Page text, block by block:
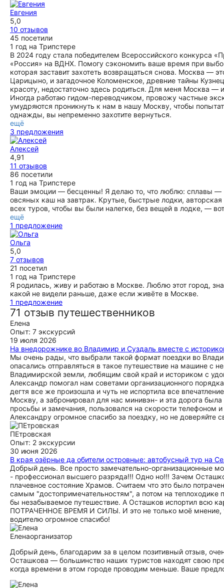
Евгения
5,0
10 отзывов
45 посетили
1 год на Трипстере
В 2024 году стала победителем Всероссийского
«Россия» на ВДНХ. Помогу сэкономить ваше время при
которая заставит захотеть возвращаться снова. Москва —
Царицыно, и загадочное Коломенское, древние тайны
красоту, недостаточно здесь родиться. Для меня Москва —
Иногда работаю гидом-переводчиком, провожу частные
умудряются проникнуть к нам в нашу Москву, чтобы
однажды, вы непременно захотите вернуться.
ещё
3 предложения
Алексей
4,91
11 отзывов
86 посетили
1 год на Трипстере
Ваши эмоции — бесценны! Я делаю то, что люблю: сплавы —
овсяных каш на завтрак. Крутые, быстрые лодки,
всех туров, чтобы вы были налегке, без вещей в лодке, —
ещё
1 предложение
Ольга
5,0
7 отзывов
21 посетил
1 год на Трипстере
Я родилась, живу и работаю в Москве. Люблю этот город,
какой не видели раньше, даже если живёте в Москве.
1 предложение
71 отзыв путешественников
Елена
Опыт: 7 экскурсий
19 июля 2026
На внедорожнике во Владимир и Суздаль вместе с
Мы очень рады, что выбрали такой формат поездки во
опасались отправляться в такое путешествие на машине
Владимирской земли, любящим свой край и историком с
Александр помогал нам советами организационного
дегтя все же произошла и чуть не испортила все
Москву, а забронировал для нас минивэн- и эта дорога
просьбы и замечания, пользовался на скорости телефоном
Александру огромное спасибо за поездку, но не доверяйте
ПЕтровская
Опыт: 2 экскурсии
30 июня 2026
В края озёрные да обители островные: автобусный тур на
Добрый день. Все просто замечательно-организационные
- профессионал высшего разряда!!! Одно но!!! Зачем
плачевное состояние Храмов. Считаем что это было
самым "достопримечательностям", а потом на
бы незабываемое путешествие. А Осташков испортил
ПОТРАЧЕННОЕ ВРЕМЯ И СИЛЫ. И это не только моё мнение,
водителю огромное спасибо!
Еленаорганизатор
Добрый день, благодарим за в целом позитивный отзыв,
Осташкова — большинство наших туристов находят свою
когда времени в этом городе проводим меньше. Ваше